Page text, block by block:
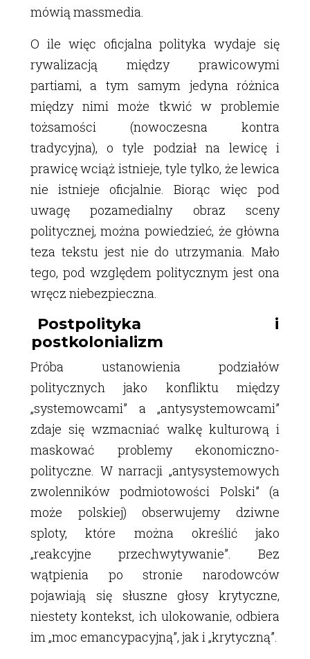
mówią massmedia.
O ile więc oficjalna polityka wydaje się
rywalizacją między prawicowymi
partiami, a tym samym jedyna różnica
między nimi może tkwić w problemie
tożsamości (nowoczesna kontra
tradycyjna), o tyle podział na lewicę i
prawicę wciąż istnieje, tyle tylko, że lewica
nie istnieje oficjalnie. Biorąc więc pod
uwagę pozamedialny obraz sceny
politycznej, można powiedzieć, że główna
teza tekstu jest nie do utrzymania. Mało
tego, pod względem politycznym jest ona
wręcz niebezpieczna.
Postpolityka i
postkolonializm
Próba ustanowienia podziałów
politycznych jako konfliktu między
„systemowcami” a „antysystemowcami”
zdaje się wzmacniać walkę kulturową i
maskować problemy ekonomiczno-
polityczne. W narracji „antysystemowych
zwolenników podmiotowości Polski” (a
może polskiej) obserwujemy dziwne
sploty, które można określić jako
„reakcyjne przechwytywanie”. Bez
wątpienia po stronie narodowców
pojawiają się słuszne głosy krytyczne,
niestety kontekst, ich ulokowanie, odbiera
im „moc emancypacyjną”, jak i „krytyczną”.